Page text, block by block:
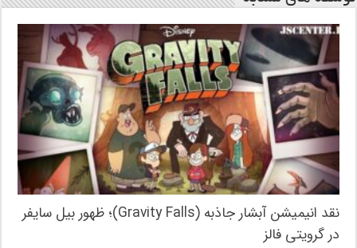
نقد انیمیشن آبشار جاذبه (Gravity Falls)؛ ظهور بیل سایفر
در گرویتی فالز